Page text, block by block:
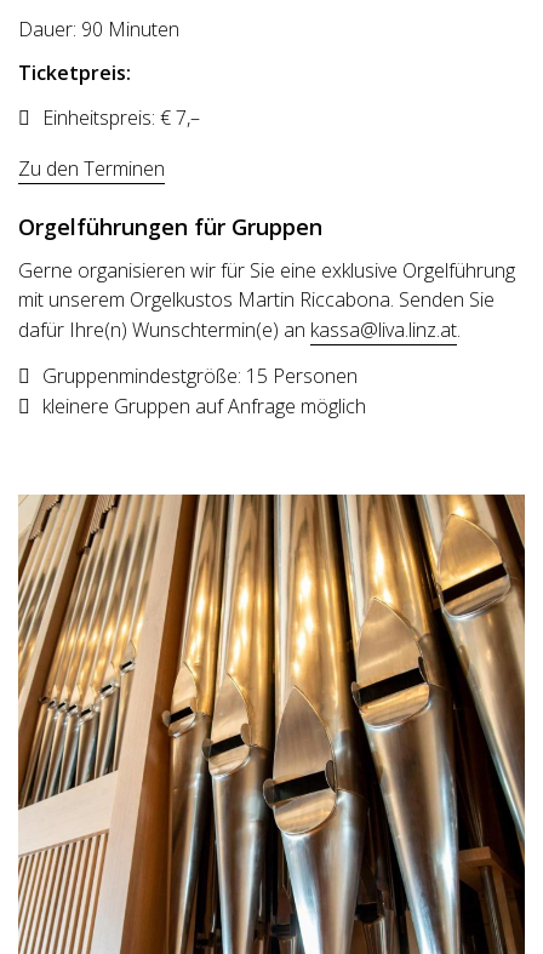
Dauer: 90 Minuten
Ticketpreis:
Einheitspreis: € 7,–
Zu den Terminen
Orgelführungen für Gruppen
Gerne organisieren wir für Sie eine exklusive Orgelführung
mit unserem Orgelkustos Martin Riccabona. Senden Sie
dafür Ihre(n) Wunschtermin(e) an kassa@liva.linz.at.
Gruppenmindestgröße: 15 Personen
kleinere Gruppen auf Anfrage möglich